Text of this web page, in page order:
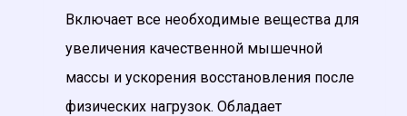
Включает все необходимые вещества для
увеличения качественной мышечной
массы и ускорения восстановления после
физических нагрузок. Обладает